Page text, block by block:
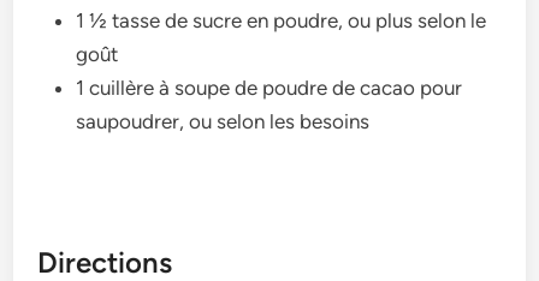
1 ½ tasse de sucre en poudre, ou plus selon le
goût
1 cuillère à soupe de poudre de cacao pour
saupoudrer, ou selon les besoins
Directions